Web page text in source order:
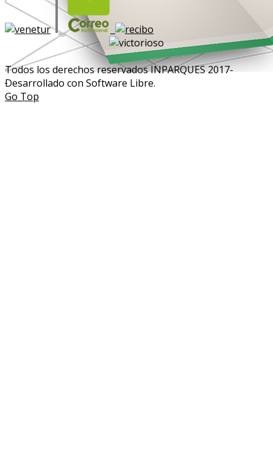
Todos los derechos reservados INPARQUES 2017-
Desarrollado con Software Libre.
Go Top